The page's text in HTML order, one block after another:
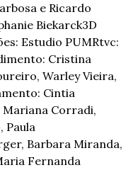
e Ricardo
Biekarck3D
Estudio PUMRtvc:
Cristina
Warley Vieira,
Cintia
Mariana Corradi,
Paula
Barbara Miranda,
Fernanda